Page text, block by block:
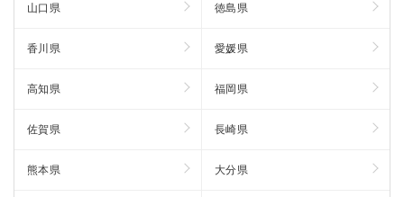
山口県 徳島県
香川県 愛媛県
高知県 福岡県
佐賀県 長崎県
熊本県 大分県